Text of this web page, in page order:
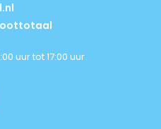
uur tot 17:00 uur